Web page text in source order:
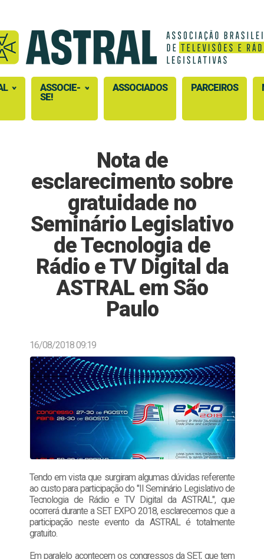
ASSOCIE-
SE!
ASSOCIADOS PARCEIROS
Nota de
esclarecimento sobre
gratuidade no
Seminário Legislativo
de Tecnologia de
Rádio e TV Digital da
ASTRAL em São
Paulo
16/08/2018 09:19
Tendo em vista que surgiram algumas dúvidas referente
ao custo para participação do "II Seminário Legislativo de
Tecnologia de Rádio e TV Digital da ASTRAL", que
ocorrerá durante a SET EXPO 2018, esclarecemos que a
participação neste evento da ASTRAL é totalmente
gratuito.
Em paralelo acontecem os congressos da SET, que tem